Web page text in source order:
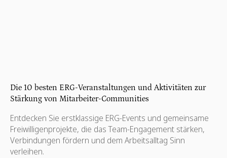
Die 10 besten ERG-Veranstaltungen und Aktivitäten zur
Stärkung von Mitarbeiter-Communities
Entdecken Sie erstklassige ERG-Events und gemeinsame
Freiwilligenprojekte, die das Team-Engagement stärken,
Verbindungen fördern und dem Arbeitsalltag Sinn
verleihen.